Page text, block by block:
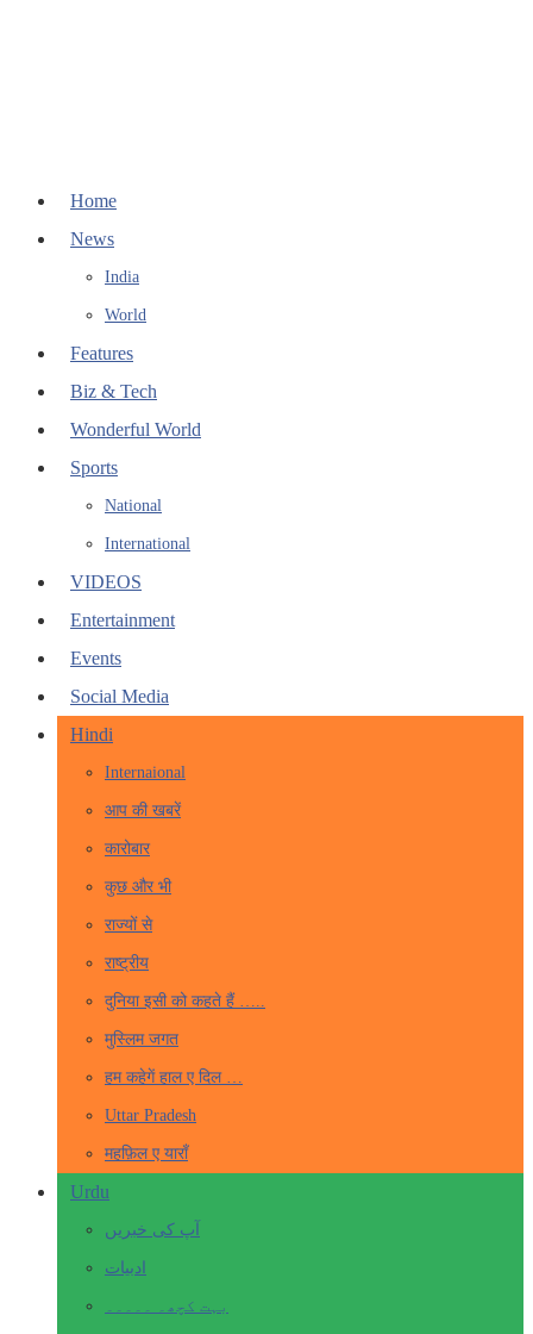
Home
News
India
World
Features
Biz & Tech
Wonderful World
Sports
National
International
VIDEOS
Entertainment
Events
Social Media
Hindi
Internaional
आप की खबरें
कारोबार
कुछ और भी
राज्यों से
राष्ट्रीय
दुनिया इसी को कहते हैं …..
मुस्लिम जगत
हम कहेगें हाल ए दिल …
Uttar Pradesh
महफ़िल ए याराँ
Urdu
آپ کی خبریں
ادبیات
بہت کچھ۔ ۔۔۔۔۔